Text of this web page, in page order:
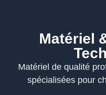
Matériel
Matériel de qualité
spécialisées pour